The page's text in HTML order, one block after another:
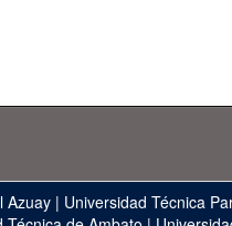
Azuay | Universidad Técnica